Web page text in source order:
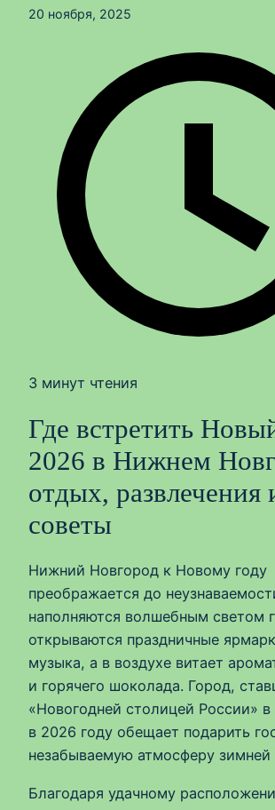
20 ноября, 2025
3 минут чтения
Где встретить
2026 в Нижнем
отдых, развлечения
советы
Нижний Новгород к Новому году
преображается до
наполняются волшебным светом
открываются праздничные
музыка, а в воздухе витает
и горячего шоколада. Город,
«Новогодней столицей России» в
в 2026 году обещает подарить
незабываемую атмосферу зимней
Благодаря удачному